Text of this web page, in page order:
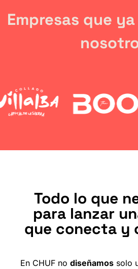
Empresas que
Todo lo que
para lanzar
que conecta y
En CHUF no diseñamos solo